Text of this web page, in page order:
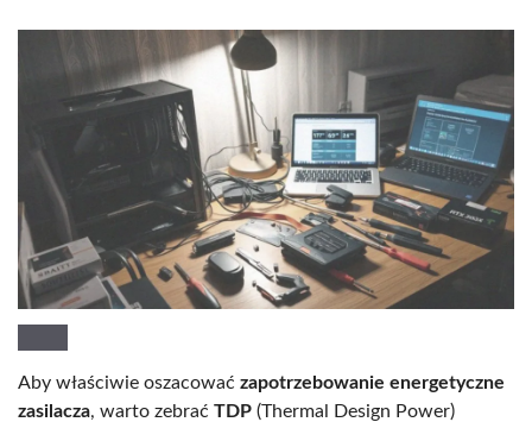
Aby właściwie oszacować zapotrzebowanie energetyczne
zasilacza, warto zebrać TDP (Thermal Design Power)